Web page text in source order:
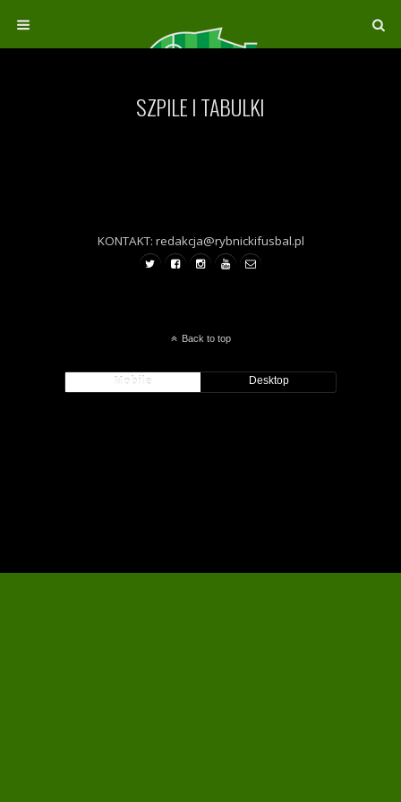
SZPILE I TABULKI
KONTAKT: redakcja@rybnickifusbal.pl
Back to top
Mobile Desktop